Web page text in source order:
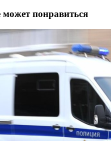
понравиться